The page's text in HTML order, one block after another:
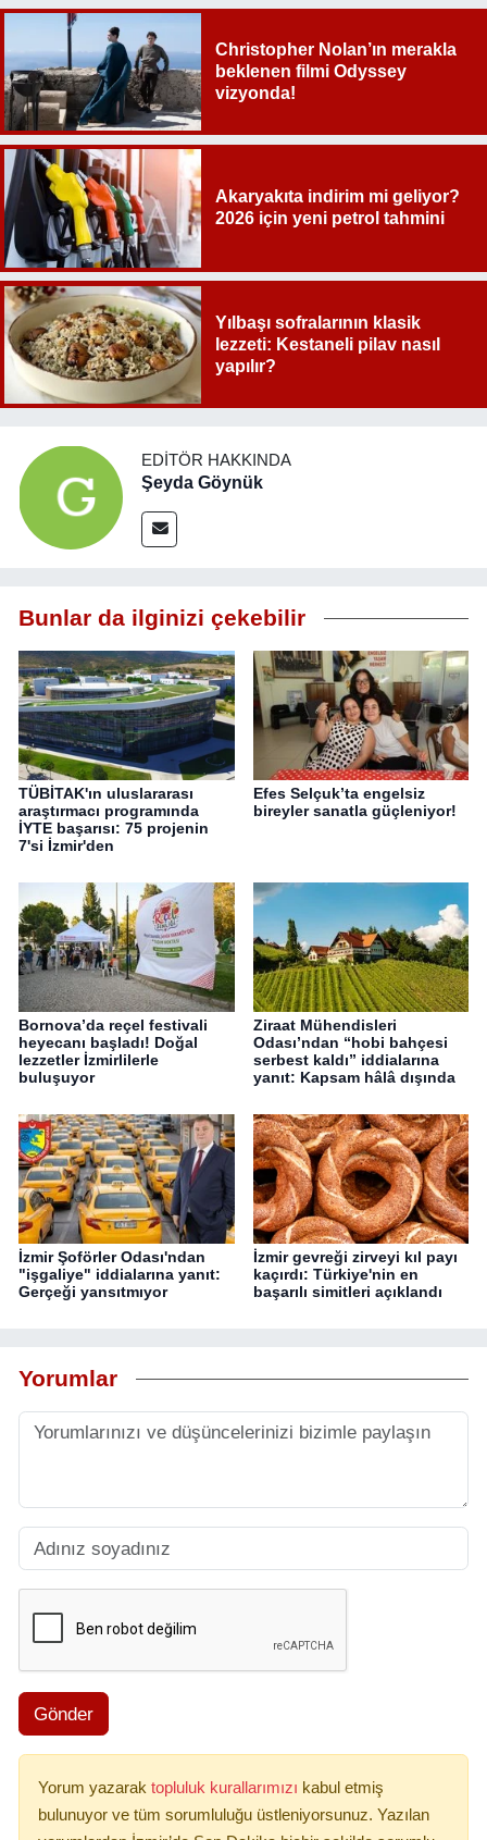
Christopher Nolan’ın merakla
beklenen filmi Odyssey
vizyonda!
Akaryakıta indirim mi geliyor?
2026 için yeni petrol tahmini
Yılbaşı sofralarının klasik
lezzeti: Kestaneli pilav nasıl
yapılır?
EDITÖR HAKKINDA
Şeyda Göynük
Bunlar da ilginizi çekebilir
TÜBİTAK'ın uluslararası
araştırmacı programında
İYTE başarısı: 75 projenin
7'si İzmir'den
Efes Selçuk’ta engelsiz
bireyler sanatla güçleniyor!
Bornova’da reçel festivali
heyecanı başladı! Doğal
lezzetler İzmirlilerle
buluşuyor
Ziraat Mühendisleri
Odası’ndan “hobi bahçesi
serbest kaldı” iddialarına
yanıt: Kapsam hâlâ dışında
İzmir Şoförler Odası'ndan
"işgaliye" iddialarına yanıt:
Gerçeği yansıtmıyor
İzmir gevreği zirveyi kıl payı
kaçırdı: Türkiye'nin en
başarılı simitleri açıklandı
Yorumlar
Gönder
Yorum yazarak topluluk kurallarımızı kabul etmiş
bulunuyor ve tüm sorumluluğu üstleniyorsunuz. Yazılan